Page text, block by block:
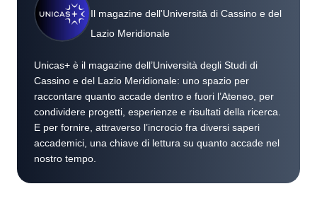
Il magazine dell'Università di Cassino e del
Lazio Meridionale
Unicas+ è il magazine dell’Università degli Studi di
Cassino e del Lazio Meridionale: uno spazio per
raccontare quanto accade dentro e fuori l’Ateneo, per
condividere progetti, esperienze e risultati della ricerca.
E per fornire, attraverso l’incrocio fra diversi saperi
accademici, una chiave di lettura su quanto accade nel
nostro tempo.